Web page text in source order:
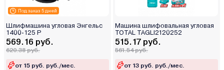
Под заказ 5 дней
Шлифмашина угловая Энгельс
1400-125 Р
569.16 руб.
620.38 руб.
от 15 руб. руб./мес.
Машина шлифовальная угловая
TOTAL TAGLI2120252
515.17 руб.
561.54 руб.
от 13 руб. руб./мес.